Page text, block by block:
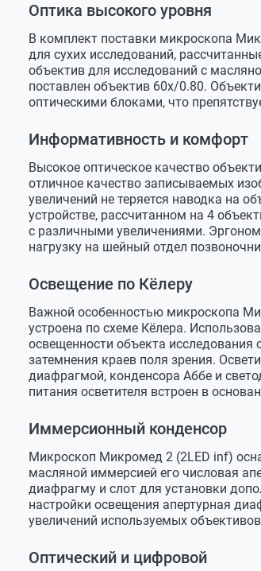
Оптика высокого уровня
В комплект поставки микроскопа
для сухих исследований,
объектив для исследований с
поставлен объектив 60х/0.80.
оптическими блоками, что
Информативность и комфорт
Высокое оптическое качество
отличное качество записываемых
увеличений не теряется наводка на
устройстве, рассчитанном на 4
с различными увеличениями.
нагрузку на шейный отдел
Освещение по Кёлеру
Важной особенностью микроскопа
устроена по схеме Кёлера.
освещенности объекта
затемнения краев поля зрения.
диафрагмой, конденсора Аббе и
питания осветителя встроен в
Иммерсионный конденсор
Микроскоп Микромед 2 (2LED inf)
масляной иммерсией его числовая
диафрагму и слот для установки
настройки освещения апертурная
увеличений используемых
Оптический и цифровой
Установка видеоокуляра
Окуляры
В базовой комплектации
Дополнительно
Дополнительно
Тип коррекции объективов
Парфокальная высота
Револьверное устройство
Тип
Размер
Диапазон перемещения X-Y
Конденсор
Тип
Регулировка по высоте
Крепление
Винт фиксации визуальной
Винт центрировки конденсора – 2
Винт фиксации конденсора
Винт крепления визуальной насадки
Вставка плавкая (предохранитель)
Сетевой кабель
Флакон с иммерсионным маслом
Чехол пылезащитный